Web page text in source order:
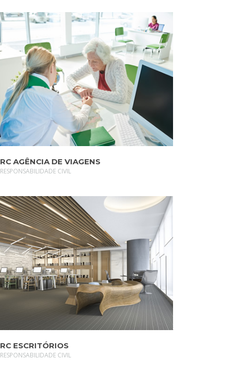
SAIBA MAIS
RC AGÊNCIA DE VIAGENS
RESPONSABILIDADE CIVIL
SAIBA MAIS
RC ESCRITÓRIOS
RESPONSABILIDADE CIVIL